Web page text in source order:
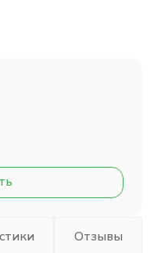
Отзывы